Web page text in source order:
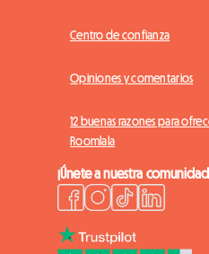
Centro de confianza
Opiniones y comentarios
12 buenas razones para
Roomlala
¡Únete a nuestra